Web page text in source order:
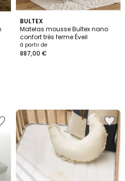
BULTEX
Matelas mousse Bultex nano
confort très ferme Éveil
à partir de
887,00 €